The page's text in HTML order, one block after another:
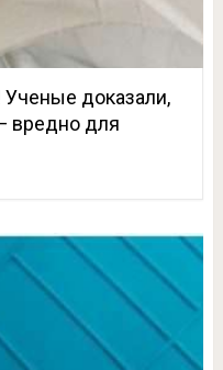
Ученые доказали,
вредно для